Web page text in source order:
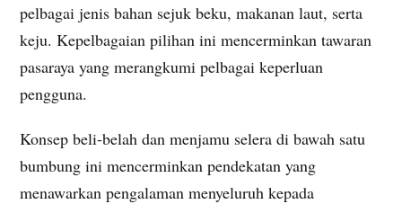
pelbagai jenis bahan sejuk beku, makanan laut, serta
keju. Kepelbagaian pilihan ini mencerminkan tawaran
pasaraya yang merangkumi pelbagai keperluan
pengguna.
Konsep beli-belah dan menjamu selera di bawah satu
bumbung ini mencerminkan pendekatan yang
menawarkan pengalaman menyeluruh kepada